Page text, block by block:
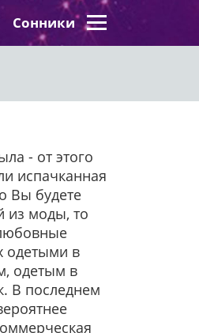
Сонники
- от этого
испачканная
Вы будете
из моды, то
одетыми в
одетым в
В последнем